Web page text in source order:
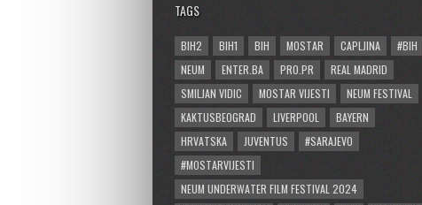
TAGS
BIH2 BIH1 BIH MOSTAR CAPLJINA
#BIH
NEUM
ENTER.BA PRO.PR
REAL MADRID
SMILJAN VIDIC
MOSTAR VIJESTI
NEUM FESTIVAL
KAKTUSBEOGRAD
LIVERPOOL
BAYERN
HRVATSKA
JUVENTUS
#SARAJEVO
#MOSTARVIJESTI
NEUM UNDERWATER FILM FESTIVAL 2024